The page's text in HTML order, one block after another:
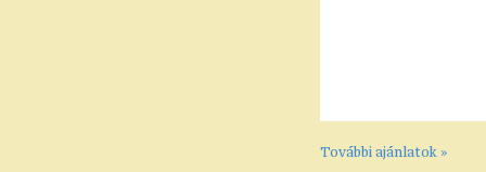
További ajánlatok »